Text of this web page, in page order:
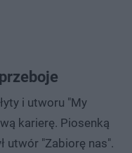
i utworu "My
karierę. Piosenką
utwór "Zabiorę nas".